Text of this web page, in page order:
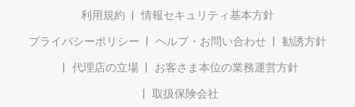
利用規約 情報セキュリティ基本方針
プライバシーポリシー ヘルプ・お問い合わせ 勧誘方針
代理店の立場 お客さま本位の業務運営方針
取扱保険会社